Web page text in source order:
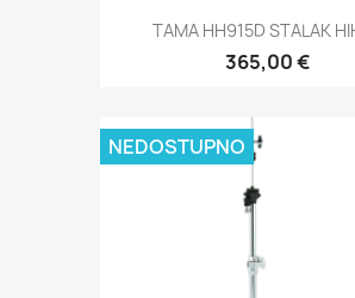
TAMA HH915D STALAK
365,00 €
NEDOSTUPNO